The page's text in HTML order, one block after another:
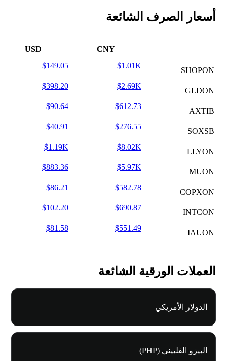
أسعار الصرف الشائعة
CNY
USD
SHOPON
$1.01K
$149.05
GLDON
$2.69K
$398.20
AXTIB
$612.73
$90.64
SOXSB
$276.55
$40.91
LLYON
$8.02K
$1.19K
MUON
$5.97K
$883.36
COPXON
$582.78
$86.21
INTCON
$690.87
$102.20
IAUON
$551.49
$81.58
العملات الورقية الشائعة
الدولار الأمريكي
البيزو الفلبيني (PHP)